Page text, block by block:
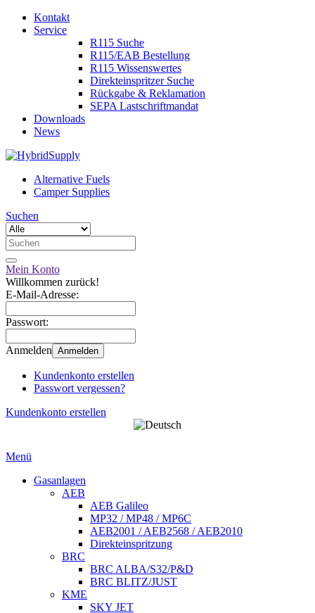
Kontakt
Service
R115 Suche
R115/EAB Bestellung
R115 Wissenswertes
Direkteinspritzer Suche
Rückgabe & Reklamation
SEPA Lastschriftmandat
Downloads
News
Alternative Fuels
Camper Supplies
Suchen
Mein Konto
Willkommen zurück!
E-Mail-Adresse:
Passwort:
Anmelden Anmelden
Kundenkonto erstellen
Passwort vergessen?
Kundenkonto erstellen
Menü
Gasanlagen
AEB
AEB Galileo
MP32 / MP48 / MP6C
AEB2001 / AEB2568 / AEB2010
Direkteinspritzung
BRC
BRC ALBA/S32/P&D
BRC BLITZ/JUST
KME
SKY JET